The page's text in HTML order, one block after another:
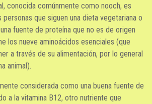
conocida comúnmente como nooch, es
que siguen una dieta vegetariana o
fuente de proteína que no es de origen
los nueve aminoácidos esenciales (que
a través de su alimentación, por lo general
animal).
considerada como una buena fuente de
a la vitamina B12, otro nutriente que